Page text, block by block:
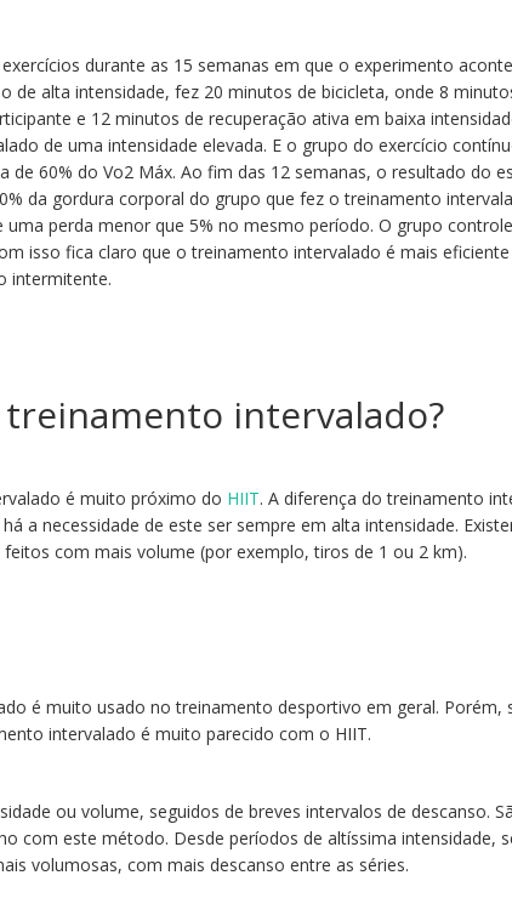
durante as 15 semanas em que o experimento
de alta intensidade, fez 20 minutos de bicicleta, onde 8
e 12 minutos de recuperação ativa em baixa
de uma intensidade elevada. E o grupo do exercício
de 60% do Vo2 Máx. Ao fim das 12 semanas, o resultado do
da gordura corporal do grupo que fez o treinamento
perda menor que 5% no mesmo período. O grupo
isso fica claro que o treinamento intervalado é mais eficiente
intermitente.
intervalado?
é muito próximo do HIIT. A diferença do treinamento
a necessidade de este ser sempre em alta intensidade.
com mais volume (por exemplo, tiros de 1 ou 2 km).
é muito usado no treinamento desportivo em geral. Porém,
intervalado é muito parecido com o HIIT.
ou volume, seguidos de breves intervalos de descanso.
com este método. Desde períodos de altíssima intensidade,
volumosas, com mais descanso entre as séries.